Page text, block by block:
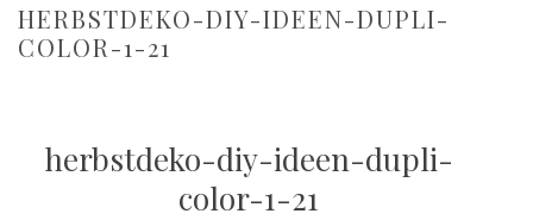
HERBSTDEKO-DIY-IDEEN-DUPLI-
COLOR-1-21
herbstdeko-diy-ideen-dupli-
color-1-21